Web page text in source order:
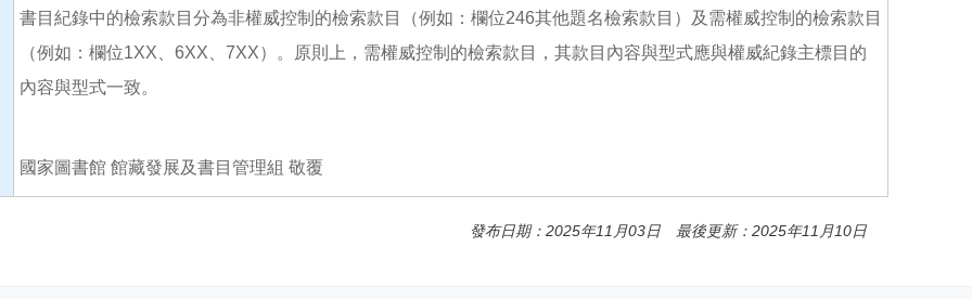
書目紀錄中的檢索款目分為非權威控制的檢索款目（例如：欄位246其他題名檢索款目）及需權威控制的檢索款目
（例如：欄位1XX、6XX、7XX）。原則上，需權威控制的檢索款目，其款目內容與型式應與權威紀錄主標目的
內容與型式一致。
國家圖書館 館藏發展及書目管理組 敬覆
發布日期：2025年11月03日 最後更新：2025年11月10日